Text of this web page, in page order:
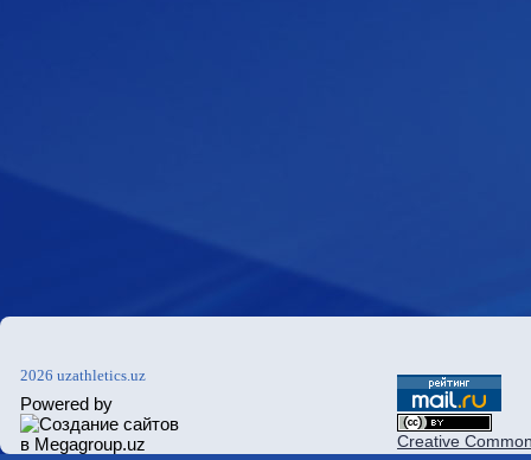
2026 uzathletics.uz
Powered by
Creative